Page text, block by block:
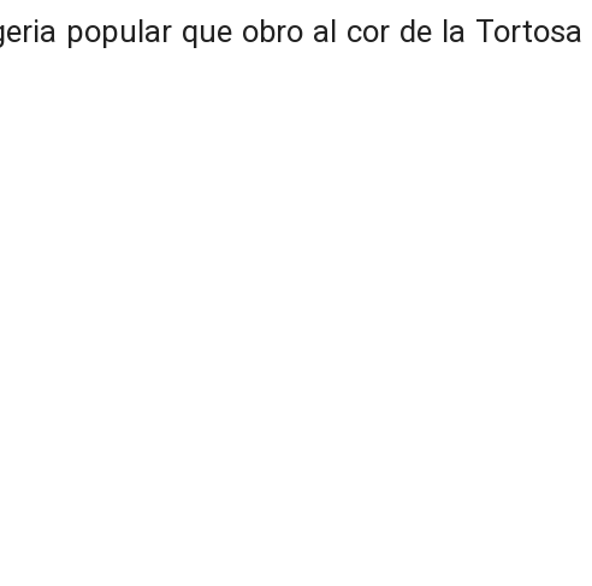
popular que obro al cor de la Tortosa